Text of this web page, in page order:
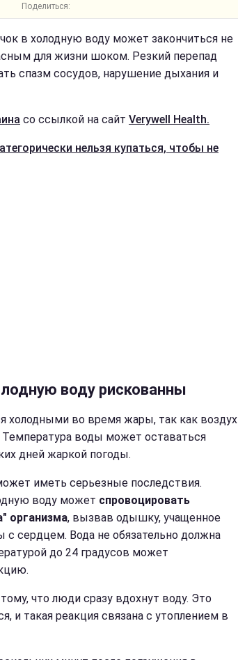
Поделиться:
в холодную воду может закончиться не
для жизни шоком. Резкий перепад
спазм сосудов, нарушение дыхания и
со ссылкой на сайт Verywell Нealth.
нельзя купаться, чтобы не
воду рискованны
холодными во время жары, так как воздух
воды может оставаться
дней жаркой погоды.
иметь серьезные последствия.
воду может спровоцировать
организма, вызвав одышку, учащенное
с сердцем. Вода не обязательно должна
до 24 градусов может
что люди сразу вдохнут воду. Это
и такая реакция связана с утоплением в